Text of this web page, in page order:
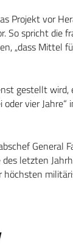
Projekt vor
So spricht die
„dass Mittel
gestellt
vier
General
letzten